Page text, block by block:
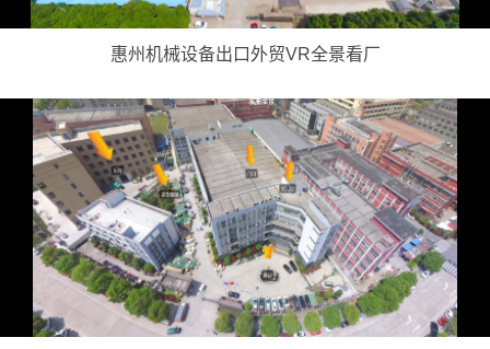
惠州机械设备出口外贸VR全景看厂